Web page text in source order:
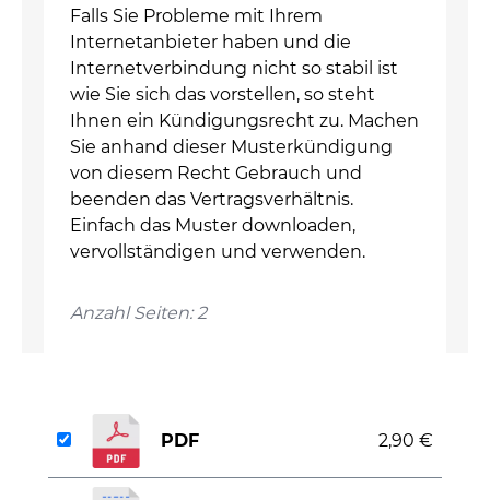
Falls Sie Probleme mit Ihrem
Internetanbieter haben und die
Internetverbindung nicht so stabil ist
wie Sie sich das vorstellen, so steht
Ihnen ein Kündigungsrecht zu. Machen
Sie anhand dieser Musterkündigung
von diesem Recht Gebrauch und
beenden das Vertragsverhältnis.
Einfach das Muster downloaden,
vervollständigen und verwenden.
Anzahl Seiten: 2
PDF 2,90 €